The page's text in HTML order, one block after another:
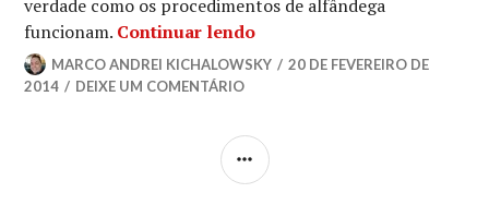
verdade como os procedimentos de alfândega
funcionam. Continuar lendoAfinal, isso passa da cota?
MARCO ANDREI KICHALOWSKY
20 DE FEVEREIRO DE
2014
DEIXE UM COMENTÁRIO
LATERAL